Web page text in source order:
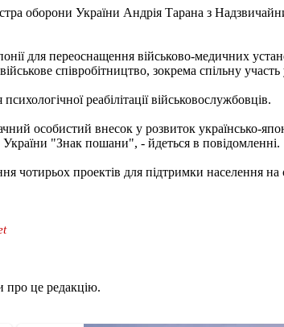
оборони України Андрія Тарана з
для переоснащення військово-медичних
співробітництво, зокрема спільну
реабілітації військовослужбовців.
особистий внесок у розвиток українсько-
"Знак пошани", - йдеться в повідомленні.
чотирьох проектів для підтримки населення на
про це редакцію.